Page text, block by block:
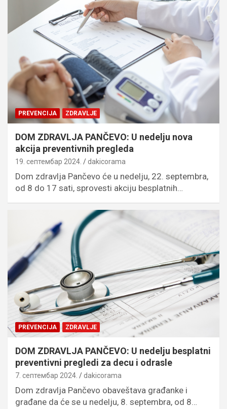
PREVENCIJA ZDRAVLJE
DOM ZDRAVLJA PANČEVO: U nedelju nova
akcija preventivnih pregleda
19. септембар 2024. dakicorama
Dom zdravlja Pančevo će u nedelju, 22. septembra,
od 8 do 17 sati, sprovesti akciju besplatnih…
PREVENCIJA ZDRAVLJE
DOM ZDRAVLJA PANČEVO: U nedelju besplatni
preventivni pregledi za decu i odrasle
7. септембар 2024. dakicorama
Dom zdravlja Pančevo obaveštava građanke i
građane da će se u nedelju, 8. septembra, od 8…